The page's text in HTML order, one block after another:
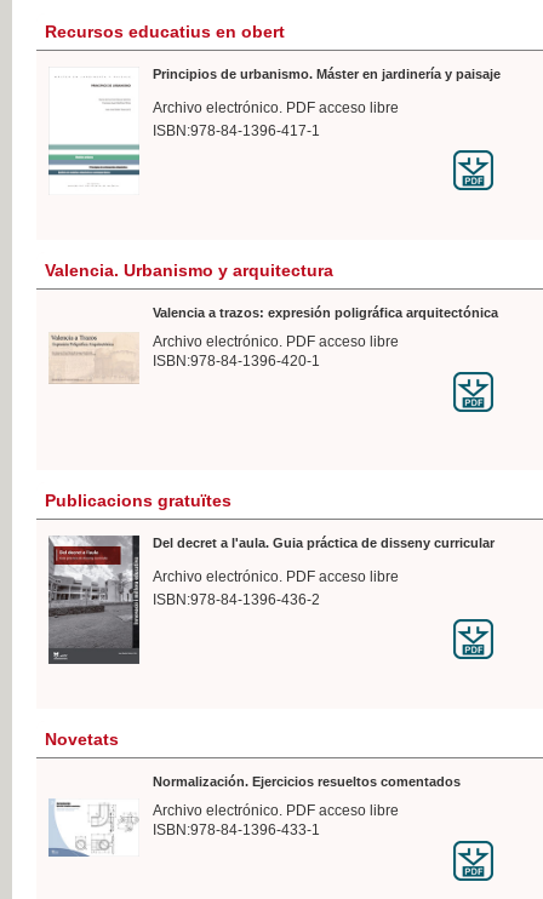
Recursos educatius en obert
Principios de urbanismo. Máster en jardinería y paisaje
Archivo electrónico. PDF acceso libre
ISBN:978-84-1396-417-1
Valencia. Urbanismo y arquitectura
Valencia a trazos: expresión poligráfica arquitectónica
Archivo electrónico. PDF acceso libre
ISBN:978-84-1396-420-1
Publicacions gratuïtes
Del decret a l'aula. Guia práctica de disseny curricular
Archivo electrónico. PDF acceso libre
ISBN:978-84-1396-436-2
Novetats
Normalización. Ejercicios resueltos comentados
Archivo electrónico. PDF acceso libre
ISBN:978-84-1396-433-1